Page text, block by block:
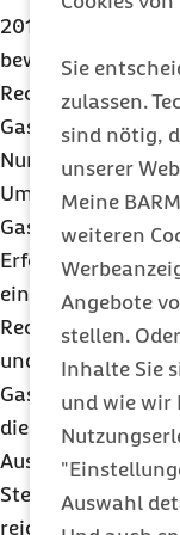
Sie
zulassen.
sind nötig,
unserer
Meine
weiteren
Angebote
stellen.
Inhalte Sie
und wie wir
Auswahl
2017) müssen
bewirtenden
Nummer auch die
Gaststätte
Erfolgt die
einer Gaststätte,
Rechnung sowie
und dem
die Anschrift der
Ausnahmsweise
Stempelaufdruck.
reichen dagegen